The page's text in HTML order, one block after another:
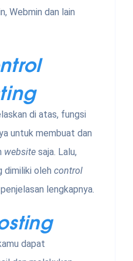
Webmin dan lain
di atas, fungsi
untuk membuat dan
website saja. Lalu,
dimiliki oleh control
lengkapnya.
dapat